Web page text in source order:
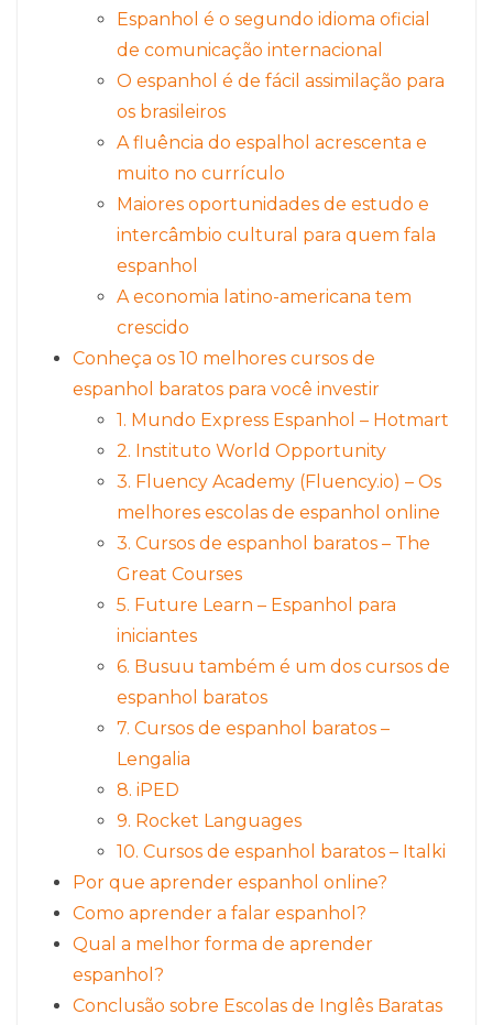
Espanhol é o segundo idioma oficial
de comunicação internacional
O espanhol é de fácil assimilação para
os brasileiros
A fluência do espalhol acrescenta e
muito no currículo
Maiores oportunidades de estudo e
intercâmbio cultural para quem fala
espanhol
A economia latino-americana tem
crescido
Conheça os 10 melhores cursos de
espanhol baratos para você investir
1. Mundo Express Espanhol – Hotmart
2. Instituto World Opportunity
3. Fluency Academy (Fluency.io) – Os
melhores escolas de espanhol online
3. Cursos de espanhol baratos – The
Great Courses
5. Future Learn – Espanhol para
iniciantes
6. Busuu também é um dos cursos de
espanhol baratos
7. Cursos de espanhol baratos –
Lengalia
8. iPED
9. Rocket Languages
10. Cursos de espanhol baratos – Italki
Por que aprender espanhol online?
Como aprender a falar espanhol?
Qual a melhor forma de aprender
espanhol?
Conclusão sobre Escolas de Inglês Baratas